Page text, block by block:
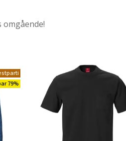
omgående!
79%